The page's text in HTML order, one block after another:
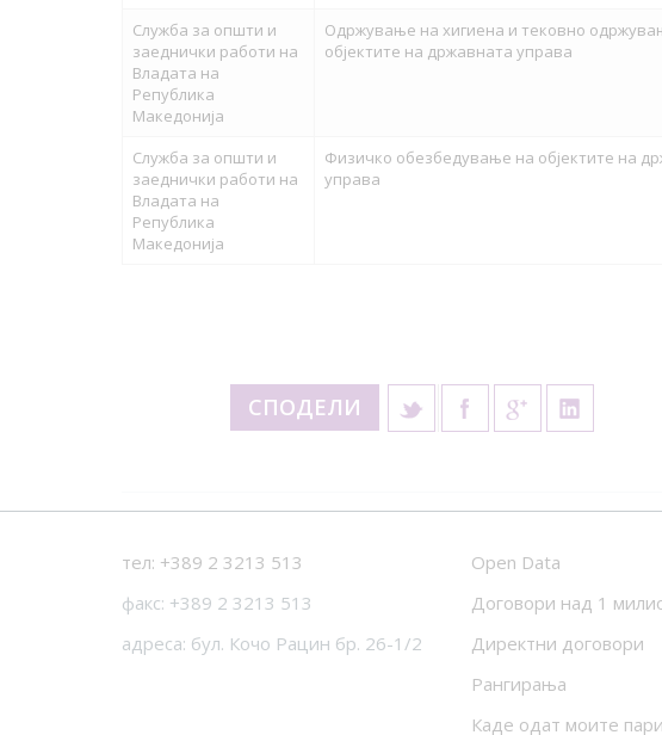
Служба за општи и
заеднички работи на
Владата на
Република
Македонија
Одржување на хигиена и тековно
објектите на државната управа
Служба за општи и
заеднички работи на
Владата на
Република
Македонија
Физичко обезбедување на објектите на
управа
СПОДЕЛИ
тел: +389 2 3213 513
факс: +389 2 3213 513
адреса: бул. Кочо Рацин бр. 26-1/2
Open Data
Договори над 1
Директни договори
Рангирања
Каде одат моите пари